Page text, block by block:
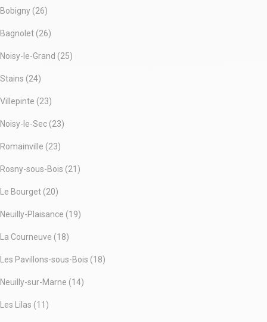
Bobigny (26)
Bagnolet (26)
Noisy-le-Grand (25)
Stains (24)
Villepinte (23)
Noisy-le-Sec (23)
Romainville (23)
Rosny-sous-Bois (21)
Le Bourget (20)
Neuilly-Plaisance (19)
La Courneuve (18)
Les Pavillons-sous-Bois (18)
Neuilly-sur-Marne (14)
Les Lilas (11)